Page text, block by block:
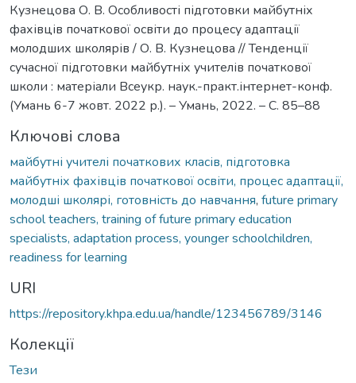
Кузнецова О. В. Особливості підготовки майбутніх
фахівців початкової освіти до процесу адаптації
молодших школярів / О. В. Кузнецова // Тенденції
сучасної підготовки майбутніх учителів початкової
школи : матеріали Всеукр. наук.-практ.інтернет-конф.
(Умань 6-7 жовт. 2022 р.). – Умань, 2022. – С. 85–88
Ключові слова
майбутні учителі початкових класів, підготовка
майбутніх фахівців початкової освіти, процес адаптації,
молодші школярі, готовність до навчання, future primary
school teachers, training of future primary education
specialists, adaptation process, younger schoolchildren,
readiness for learning
URI
https://repository.khpa.edu.ua/handle/123456789/3146
Колекції
Тези